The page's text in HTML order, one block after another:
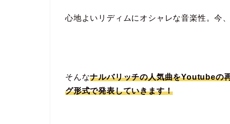
心地よいリディムにオシャレな音楽性。今
そんなナルバリッチの人気曲をYoutubeの
グ形式で発表していきます！